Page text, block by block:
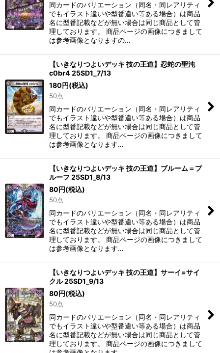
同カードのバリエーション（同名・同レアリティ
でもイラスト違いや型番違い等ある場合）は商品
名に型番記載などが無い場合は同じ商品として管
理しております。 商品ページの画像につきまして
は参考画像となりますの…
【いきなりつよいデッキ 技の王道】忍蛇の聖沌
c0br4 25SD1_7/13
180円(税込)
50点
同カードのバリエーション（同名・同レアリティ
でもイラスト違いや型番違い等ある場合）は商品
名に型番記載などが無い場合は同じ商品として管
理しております。 商品ページの画像につきまして
は参考画像となります…
【いきなりつよいデッキ 技の王道】ブルーム＝プ
ルーフ 25SD1_8/13
80円(税込)
50点
同カードのバリエーション（同名・同レアリティ
でもイラスト違いや型番違い等ある場合）は商品
名に型番記載などが無い場合は同じ商品として管
理しております。 商品ページの画像につきまして
は参考画像となります…
【いきなりつよいデッキ 技の王道】サーイ=サイ
クル 25SD1_9/13
80円(税込)
50点
同カードのバリエーション（同名・同レアリティ
でもイラスト違いや型番違い等ある場合）は商品
名に型番記載などが無い場合は同じ商品として管
理しております。 商品ページの画像につきまして